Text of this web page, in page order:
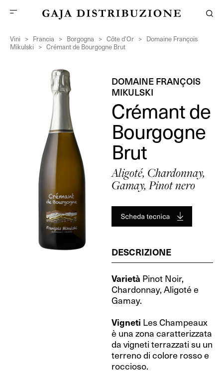
Vini > Francia > Borgogna > Côte d’Or > Domaine François
Mikulski
> Crémant de Bourgogne Brut
DOMAINE FRANÇOIS
MIKULSKI
Crémant de
Bourgogne
Brut
Aligoté, Chardonnay,
Gamay, Pinot nero
DESCRIZIONE
Varietà Pinot Noir,
Chardonnay, Aligoté e
Gamay.
Vigneti Les Champeaux
è una zona caratterizzata
da vigneti terrazzati su un
terreno di colore rosso e
roccioso.